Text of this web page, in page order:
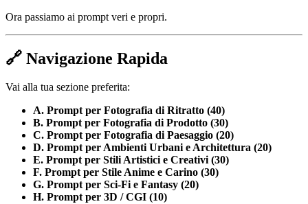
Ora passiamo ai prompt veri e propri.
🔗 Navigazione Rapida
Vai alla tua sezione preferita:
A. Prompt per Fotografia di Ritratto (40)
B. Prompt per Fotografia di Prodotto (30)
C. Prompt per Fotografia di Paesaggio (20)
D. Prompt per Ambienti Urbani e Architettura (20)
E. Prompt per Stili Artistici e Creativi (30)
F. Prompt per Stile Anime e Carino (30)
G. Prompt per Sci-Fi e Fantasy (20)
H. Prompt per 3D / CGI (10)